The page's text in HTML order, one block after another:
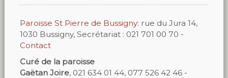
Paroisse St Pierre de Bussigny: rue du Jura 14,
1030 Bussigny, Secrétariat : 021 701 00 70 -
Contact
Curé de la paroisse
Gaëtan Joire, 021 634 01 44, 077 526 42 46 -